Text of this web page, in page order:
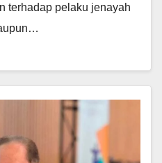
terhadap pelaku jenayah